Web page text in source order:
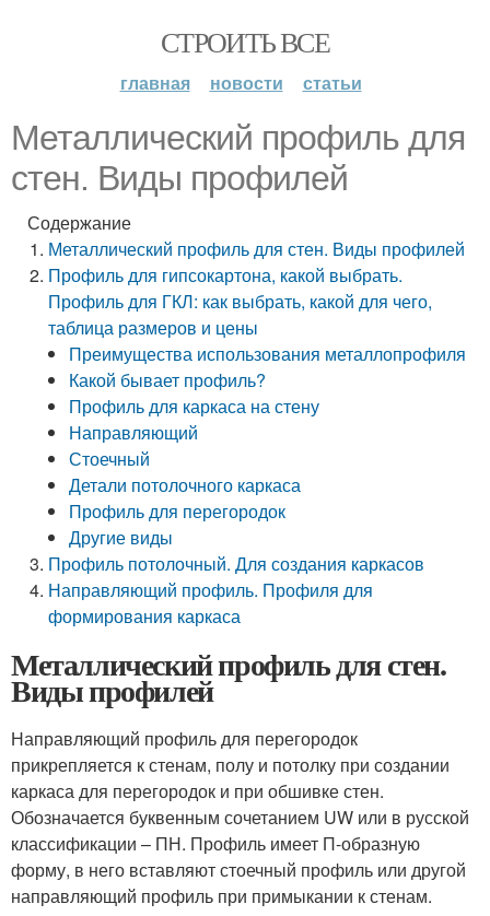
СТРОИТЬ ВСЕ
главная новости статьи
Металлический профиль для
стен. Виды профилей
Содержание
Металлический профиль для стен. Виды профилей
Профиль для гипсокартона, какой выбрать.
Профиль для ГКЛ: как выбрать, какой для чего,
таблица размеров и цены
Преимущества использования металлопрофиля
Какой бывает профиль?
Профиль для каркаса на стену
Направляющий
Стоечный
Детали потолочного каркаса
Профиль для перегородок
Другие виды
Профиль потолочный. Для создания каркасов
Направляющий профиль. Профиля для
формирования каркаса
Металлический профиль для стен.
Виды профилей
Направляющий профиль для перегородок
прикрепляется к стенам, полу и потолку при создании
каркаса для перегородок и при обшивке стен.
Обозначается буквенным сочетанием UW или в русской
классификации – ПН. Профиль имеет П-образную
форму, в него вставляют стоечный профиль или другой
направляющий профиль при примыкании к стенам.